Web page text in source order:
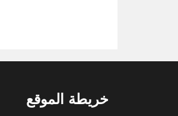
خريطة الموقع